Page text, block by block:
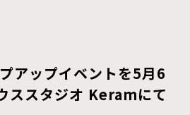
アップイベントを5月6
ススタジオ Keramにて